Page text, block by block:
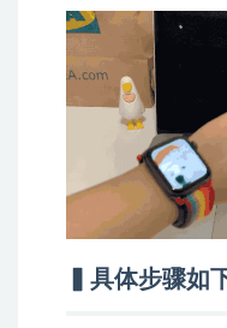
▍具体步骤如